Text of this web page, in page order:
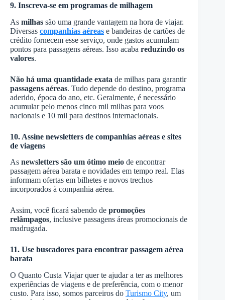
9. Inscreva-se em programas de milhagem
As milhas são uma grande vantagem na hora de viajar.
Diversas companhias aéreas e bandeiras de cartões de
crédito fornecem esse serviço, onde gastos acumulam
pontos para passagens aéreas. Isso acaba reduzindo os
valores.
Não há uma quantidade exata de milhas para garantir
passagens aéreas. Tudo depende do destino, programa
aderido, época do ano, etc. Geralmente, é necessário
acumular pelo menos cinco mil milhas para voos
nacionais e 10 mil para destinos internacionais.
10. Assine newsletters de companhias aéreas e sites
de viagens
As newsletters são um ótimo meio de encontrar
passagem aérea barata e novidades em tempo real. Elas
informam ofertas em bilhetes e novos trechos
incorporados à companhia aérea.
Assim, você ficará sabendo de promoções
relâmpagos, inclusive passagens áreas promocionais de
madrugada.
11. Use buscadores para encontrar passagem aérea
barata
O Quanto Custa Viajar quer te ajudar a ter as melhores
experiências de viagens e de preferência, com o menor
custo. Para isso, somos parceiros do Turismo City, um